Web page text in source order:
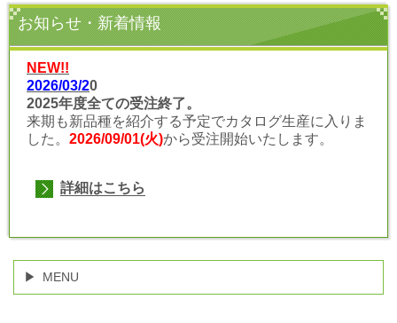
お知らせ・新着情報
NEW!!
2026/03/20
2025年度全ての受注終了。
来期も新品種を紹介する予定でカタログ生産に入りま
した。 2026/09/01(火)から受注開始いたします。
詳細はこちら
MENU